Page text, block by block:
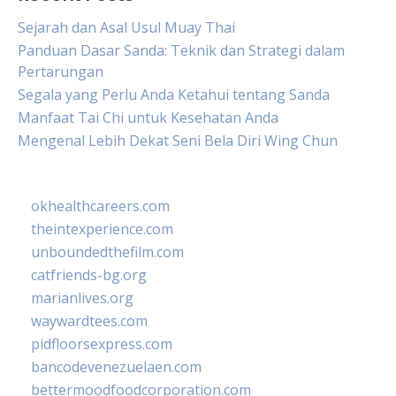
Sejarah dan Asal Usul Muay Thai
Panduan Dasar Sanda: Teknik dan Strategi dalam
Pertarungan
Segala yang Perlu Anda Ketahui tentang Sanda
Manfaat Tai Chi untuk Kesehatan Anda
Mengenal Lebih Dekat Seni Bela Diri Wing Chun
okhealthcareers.com
theintexperience.com
unboundedthefilm.com
catfriends-bg.org
marianlives.org
waywardtees.com
pidfloorsexpress.com
bancodevenezuelaen.com
bettermoodfoodcorporation.com